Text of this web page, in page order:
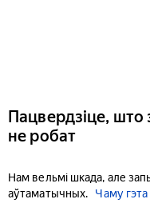
Пацвердзіце, што
не робат
Нам вельмі шкада, але
аўтаматычных.
Чаму